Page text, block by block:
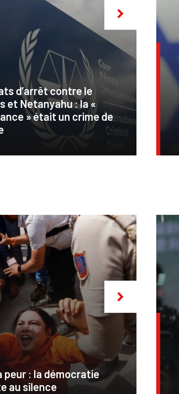
d’arrêt contre le
et Netanyahu : la «
» était un crime de
peur : la démocratie
au silence